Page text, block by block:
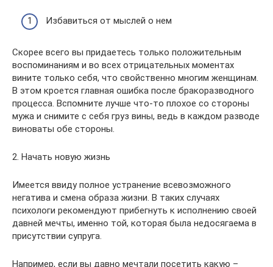
Избавиться от мыслей о нем
Скорее всего вы придаетесь только положительным
воспоминаниям и во всех отрицательных моментах
вините только себя, что свойственно многим женщинам.
В этом кроется главная ошибка после бракоразводного
процесса. Вспомните лучше что-то плохое со стороны
мужа и снимите с себя груз вины, ведь в каждом разводе
виноваты обе стороны.
2. Начать новую жизнь
Имеется ввиду полное устранение всевозможного
негатива и смена образа жизни. В таких случаях
психологи рекомендуют прибегнуть к исполнению своей
давней мечты, именно той, которая была недосягаема в
присутствии супруга.
Например, если вы давно мечтали посетить какую –